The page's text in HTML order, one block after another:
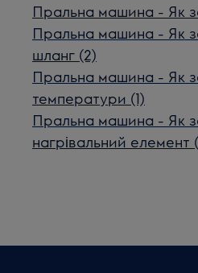
Пральна машина - Як
Пральна машина - Як
шланг (2)
Пральна машина - Як
температури (1)
Пральна машина - Як
нагрівальний елемент